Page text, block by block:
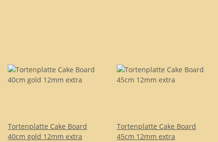
Tortenplatte Cake Board
40cm gold 12mm extra
Tortenplatte Cake Board
45cm 12mm extra